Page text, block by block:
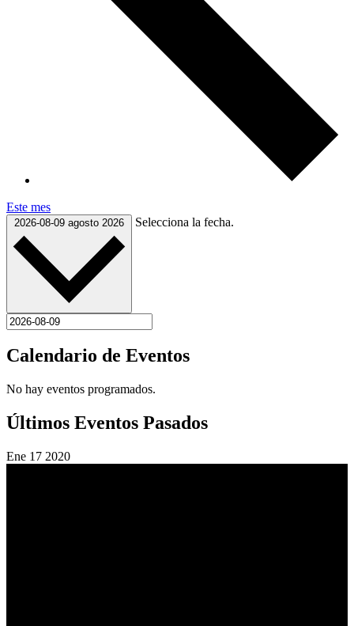
Este mes
2026-08-09 agosto 2026 Selecciona la fecha.
Calendario de Eventos
No hay eventos programados.
Últimos Eventos Pasados
Ene 17 2020